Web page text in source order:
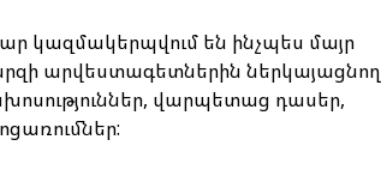
կազմակերպվում են ինչպես մայր
արվեստագետներին ներկայացնող
վարպետաց դասեր,